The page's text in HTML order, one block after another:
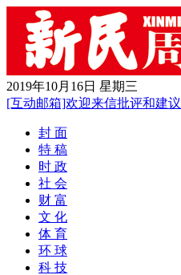
2019年10月16日 星期三
[互动邮箱]欢迎来信批评和建议
封 面
特 稿
时 政
社 会
财 富
文 化
体 育
环 球
科 技